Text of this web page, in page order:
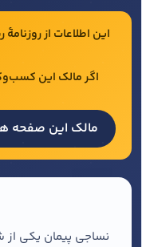
این اطلاعات از
اگر مالک این
مالک این صفحه
نساجی پیمان یکی